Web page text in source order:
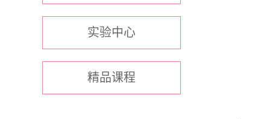
实验中心
精品课程